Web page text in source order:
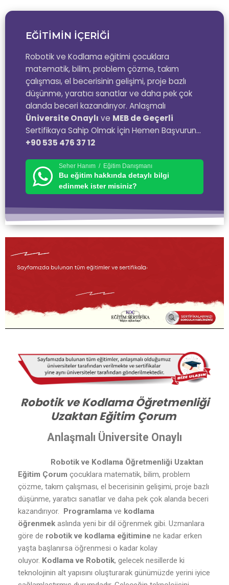
EĞİTİMİN İÇERİĞİ
Robotik ve Kodlama eğitimi çocuklara
matematik, bilim, problem çözme, takım
çalışması, el becerisinin gelişimi, proje bazlı
düşünme, yaratıcı sanatlar ve daha pek çok
alanda beceri kazandırıyor. Anlaşmalı
Üniversite Onaylı ve MEB de Geçerli
Sertifikaya Sahip Olmak İçin Hemen Başvurun…
+90 535 476 37 12
Seher Hanım / Eğitim Danışmanı
Bu eğitim hakkında detaylı bilgi
edinmek ister misiniz?
Robotik ve Kodlama Öğretmenliği
Uzaktan Eğitim Çorum
Anlaşmalı Üniversite Onaylı
Robotik ve Kodlama Öğretmenliği Uzaktan
Eğitim Çorum çocuklara matematik, bilim, problem
çözme, takım çalışması, el becerisinin gelişimi, proje bazlı
düşünme, yaratıcı sanatlar ve daha pek çok alanda beceri
kazandırıyor.
Programlama ve kodlama
öğrenmek aslında yeni bir dil öğrenmek gibi. Uzmanlara
göre de robotik ve kodlama eğitimine ne kadar erken
yaşta başlanırsa öğrenmesi o kadar kolay
oluyor. Kodlama ve Robotik, gelecek nesillerde ki
teknolojinin alt yapısını oluşturarak günümüzde yerini iyice